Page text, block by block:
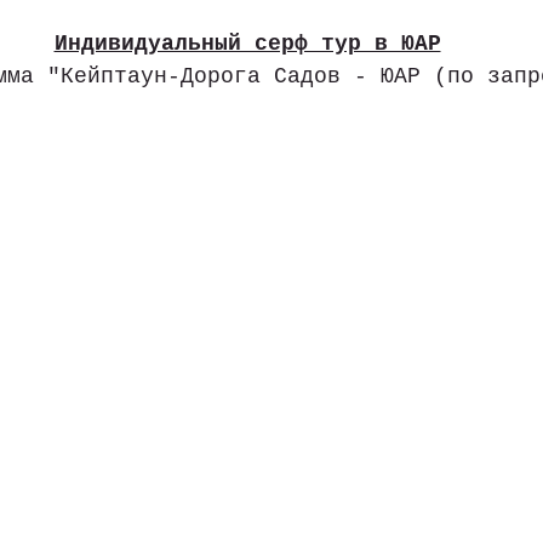
Индивидуальный серф тур в ЮАР
"Кейптаун-Дорога Садов - ЮАР (по